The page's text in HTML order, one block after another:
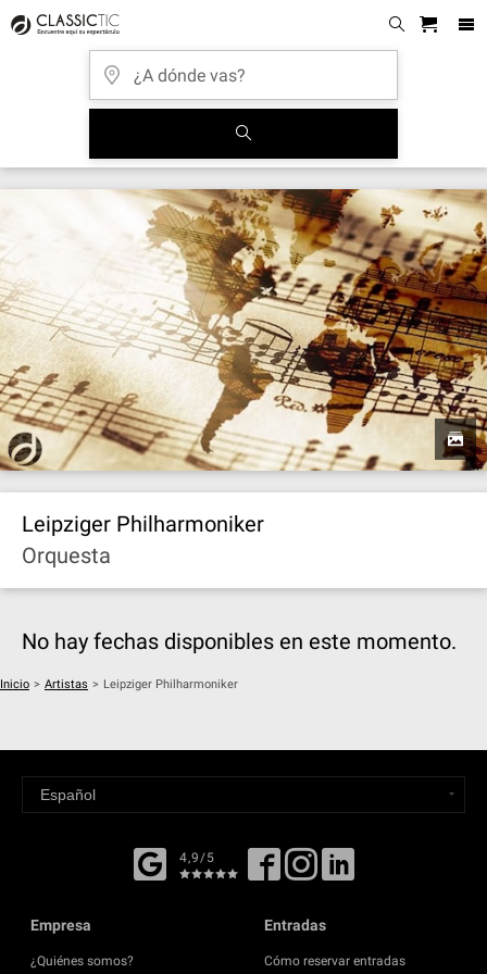
Leipziger Philharmoniker
Orquesta
No hay fechas disponibles en este momento.
Inicio > Artistas > Leipziger Philharmoniker
4,9/5
Empresa
¿Quiénes somos?
Entradas
Cómo reservar entradas